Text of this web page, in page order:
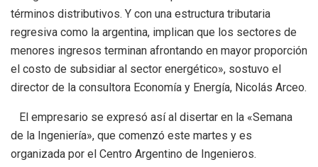
términos distributivos. Y con una estructura tributaria
regresiva como la argentina, implican que los sectores de
menores ingresos terminan afrontando en mayor proporción
el costo de subsidiar al sector energético», sostuvo el
director de la consultora Economía y Energía, Nicolás Arceo.
El empresario se expresó así al disertar en la «Semana
de la Ingeniería», que comenzó este martes y es
organizada por el Centro Argentino de Ingenieros.